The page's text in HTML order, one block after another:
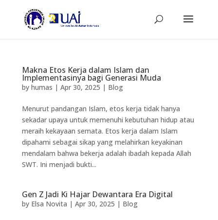
Makna Etos Kerja dalam Islam dan
Implementasinya bagi Generasi Muda
by humas | Apr 30, 2025 | Blog
Menurut pandangan Islam, etos kerja tidak hanya
sekadar upaya untuk memenuhi kebutuhan hidup atau
meraih kekayaan semata. Etos kerja dalam Islam
dipahami sebagai sikap yang melahirkan keyakinan
mendalam bahwa bekerja adalah ibadah kepada Allah
SWT. Ini menjadi bukti...
Gen Z Jadi Ki Hajar Dewantara Era Digital
by Elsa Novita | Apr 30, 2025 | Blog